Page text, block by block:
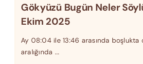
Gökyüzü Bugün Neler
Ekim 2025
Ay 08:04 ile 13:46 arasında boşlukta
aralığında ...